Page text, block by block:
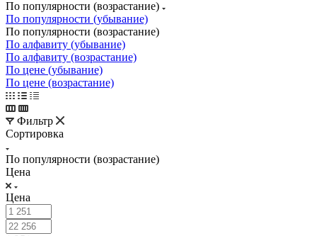
По популярности (возрастание)
По популярности (убывание)
По популярности (возрастание)
По алфавиту (убывание)
По алфавиту (возрастание)
По цене (убывание)
По цене (возрастание)
Фильтр
Сортировка
По популярности (возрастание)
Цена
Цена